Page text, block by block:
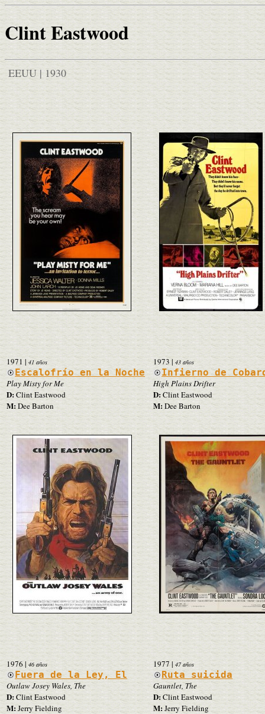
Clint Eastwood
EEUU | 1930
1971 | 41 años
Escalofrío en la Noche
Play Misty for Me
D:Clint Eastwood
M:Dee Barton
1973| 43 años
Infierno de
High Plains Drifter
D:Clint Eastwood
M:Dee Barton
1976| 46 años
Fuera de la Ley, El
Outlaw Josey Wales, The
D:Clint Eastwood
M:Jerry Fielding
1977| 47 años
Ruta suicida
Gauntlet, The
D:Clint Eastwood
M:Jerry Fielding